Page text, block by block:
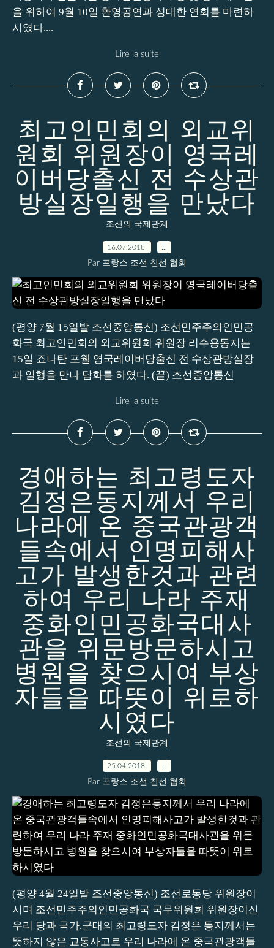
을 위하여 9월 10일 환영공연과 성대한 연회를 마련하
시였다....
Lire la suite
최고인민회의 외교위
원회 위원장이 영국레
이버당출신 전 수상관
방실장일행을 만났다
조선의 국제관계
16.07.2018
Par 프랑스 조선 친선 협회
(평양 7월 15일발 조선중앙통신) 조선민주주의인민공
화국 최고인민회의 외교위원회 위원장 리수용동지는
15일 죠나탄 포웰 영국레이버당출신 전 수상관방실장
과 일행을 만나 담화를 하였다. (끝) 조선중앙통신
Lire la suite
경애하는 최고령도자
김정은동지께서 우리
나라에 온 중국관광객
들속에서 인명피해사
고가 발생한것과 관련
하여 우리 나라 주재
중화인민공화국대사
관을 위문방문하시고
병원을 찾으시여 부상
자들을 따뜻이 위로하
시였다
조선의 국제관계
25.04.2018
Par 프랑스 조선 친선 협회
(평양 4월 24일발 조선중앙통신) 조선로동당 위원장이
시며 조선민주주의인민공화국 국무위원회 위원장이신
우리 당과 국가,군대의 최고령도자 김정은 동지께서는
뜻하지 않은 교통사고로 우리 나라에 온 중국관광객들